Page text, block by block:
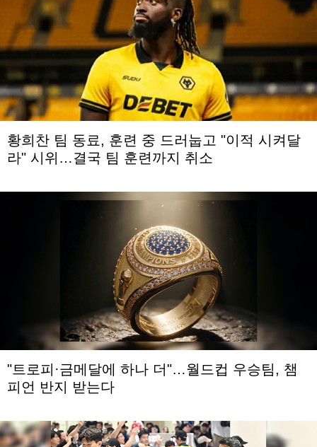
황희찬 팀 동료, 훈련 중 드러눕고 "이적 시켜달
라" 시위…결국 팀 훈련까지 취소
"트로피·금메달에 하나 더"…월드컵 우승팀, 챔
피언 반지 받는다